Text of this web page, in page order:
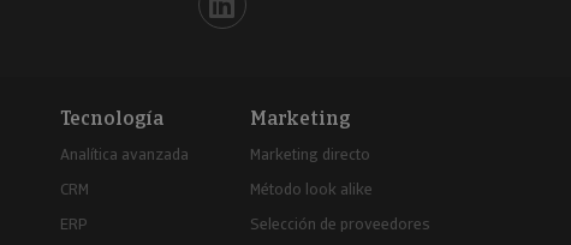
Iberinform en Linkedin
Tecnología
Analítica avanzada
CRM
ERP
Marketing
Marketing directo
Método look alike
Selección de proveedores